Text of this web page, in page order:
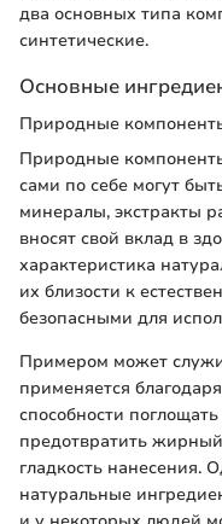
два основных типа
синтетические.
Основные
Природные
Природные
сами по себе могут
минералы, экстракты
вносят свой вклад в
характеристика
их близости к
безопасными для
Примером может
применяется
способности
предотвратить
гладкость нанесения.
натуральные